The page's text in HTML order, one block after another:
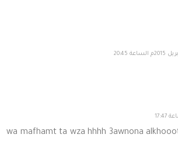
wa mafhamt ta wza hhhh 3awnona